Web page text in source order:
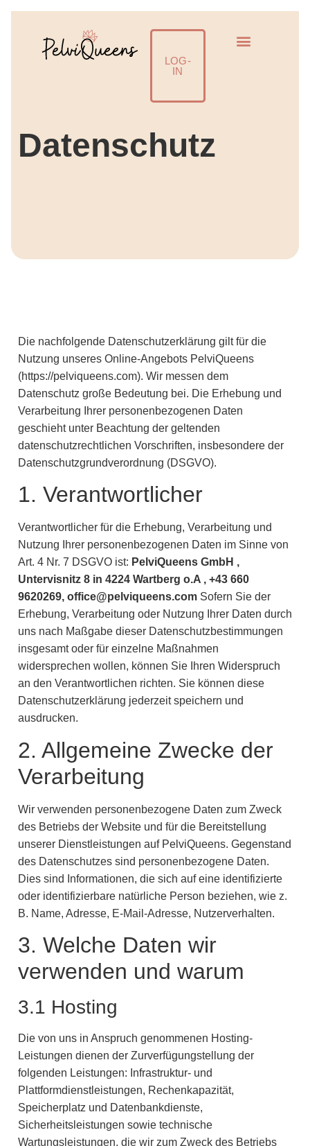
LOG-
IN
Datenschutz
Die nachfolgende Datenschutzerklärung gilt für die
Nutzung unseres Online-Angebots PelviQueens
(https://pelviqueens.com). Wir messen dem
Datenschutz große Bedeutung bei. Die Erhebung und
Verarbeitung Ihrer personenbezogenen Daten
geschieht unter Beachtung der geltenden
datenschutzrechtlichen Vorschriften, insbesondere der
Datenschutzgrundverordnung (DSGVO).
1. Verantwortlicher
Verantwortlicher für die Erhebung, Verarbeitung und
Nutzung Ihrer personenbezogenen Daten im Sinne von
Art. 4 Nr. 7 DSGVO ist: PelviQueens GmbH ,
Untervisnitz 8 in 4224 Wartberg o.A , +43 660
9620269, office@pelviqueens.com Sofern Sie der
Erhebung, Verarbeitung oder Nutzung Ihrer Daten durch
uns nach Maßgabe dieser Datenschutzbestimmungen
insgesamt oder für einzelne Maßnahmen
widersprechen wollen, können Sie Ihren Widerspruch
an den Verantwortlichen richten. Sie können diese
Datenschutzerklärung jederzeit speichern und
ausdrucken.
2. Allgemeine Zwecke der
Verarbeitung
Wir verwenden personenbezogene Daten zum Zweck
des Betriebs der Website und für die Bereitstellung
unserer Dienstleistungen auf PelviQueens. Gegenstand
des Datenschutzes sind personenbezogene Daten.
Dies sind Informationen, die sich auf eine identifizierte
oder identifizierbare natürliche Person beziehen, wie z.
B. Name, Adresse, E-Mail-Adresse, Nutzerverhalten.
3. Welche Daten wir
verwenden und warum
3.1 Hosting
Die von uns in Anspruch genommenen Hosting-
Leistungen dienen der Zurverfügungstellung der
folgenden Leistungen: Infrastruktur- und
Plattformdienstleistungen, Rechenkapazität,
Speicherplatz und Datenbankdienste,
Sicherheitsleistungen sowie technische
Wartungsleistungen, die wir zum Zweck des Betriebs
Jetzt einlösen!